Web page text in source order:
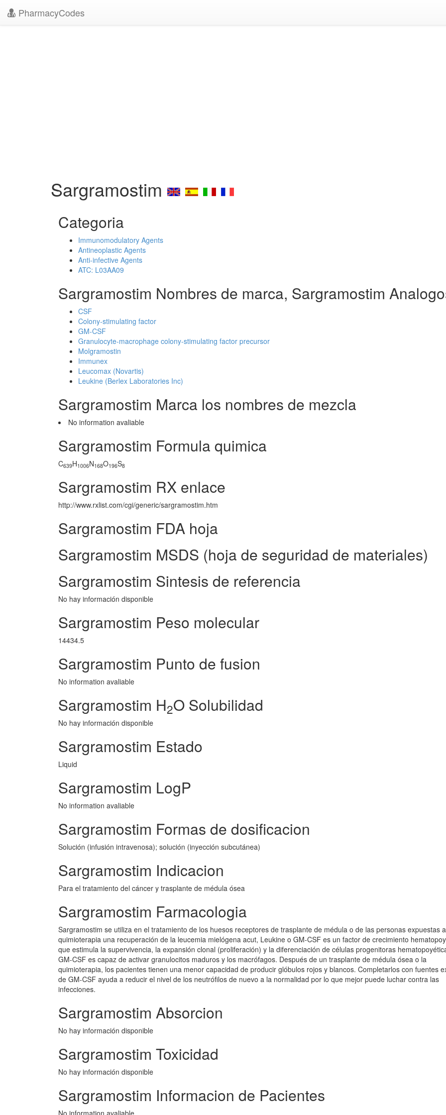
PharmacyCodes
Sargramostim
Categoria
Immunomodulatory Agents
Antineoplastic Agents
Anti-infective Agents
ATC: L03AA09
Sargramostim Nombres de marca, Sargramostim
CSF
Colony-stimulating factor
GM-CSF
Granulocyte-macrophage colony-stimulating factor precursor
Molgramostin
Immunex
Leucomax (Novartis)
Leukine (Berlex Laboratories Inc)
Sargramostim Marca los nombres de mezcla
No information avaliable
Sargramostim Formula quimica
C639H1006N168O196S8
Sargramostim RX enlace
http://www.rxlist.com/cgi/generic/sargramostim.htm
Sargramostim FDA hoja
Sargramostim MSDS (hoja de seguridad de materiales)
Sargramostim Sintesis de referencia
No hay información disponible
Sargramostim Peso molecular
14434.5
Sargramostim Punto de fusion
No information avaliable
Sargramostim H2O Solubilidad
No hay información disponible
Sargramostim Estado
Liquid
Sargramostim LogP
No information avaliable
Sargramostim Formas de dosificacion
Solución (infusión intravenosa); solución (inyección subcutánea)
Sargramostim Indicacion
Para el tratamiento del cáncer y trasplante de médula ósea
Sargramostim Farmacologia
Sargramostim se utiliza en el tratamiento de los huesos receptores de trasplante de médula o de las personas expuestas
quimioterapia una recuperación de la leucemia mielógena acut, Leukine o GM-CSF es un factor de crecimiento
que estimula la supervivencia, la expansión clonal (proliferación) y la diferenciación de células progenitoras
GM-CSF es capaz de activar granulocitos maduros y los macrófagos. Después de un trasplante de médula ósea o la
quimioterapia, los pacientes tienen una menor capacidad de producir glóbulos rojos y blancos. Completarlos con fuentes
de GM-CSF ayuda a reducir el nivel de los neutrófilos de nuevo a la normalidad por lo que mejor puede luchar contra las
infecciones.
Sargramostim Absorcion
No hay información disponible
Sargramostim Toxicidad
No hay información disponible
Sargramostim Informacion de Pacientes
No information avaliable